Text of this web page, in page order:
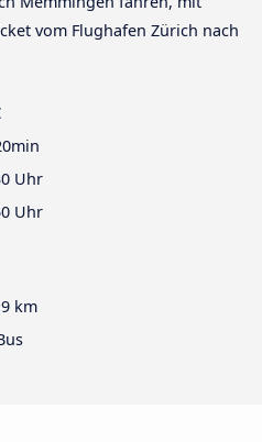
vom Flughafen Zürich nach
Uhr
Uhr
km